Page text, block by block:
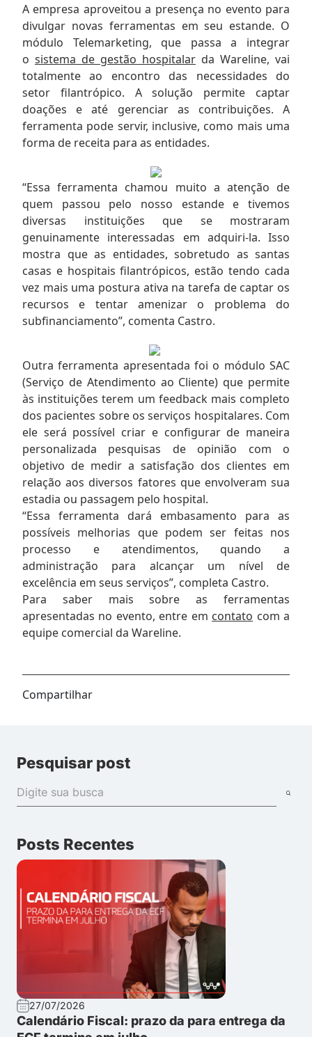
A empresa aproveitou a presença no evento para
divulgar novas ferramentas em seu estande. O
módulo Telemarketing, que passa a integrar
o sistema de gestão hospitalar da Wareline, vai
totalmente ao encontro das necessidades do
setor filantrópico. A solução permite captar
doações e até gerenciar as contribuições. A
ferramenta pode servir, inclusive, como mais uma
forma de receita para as entidades.
“Essa ferramenta chamou muito a atenção de
quem passou pelo nosso estande e tivemos
diversas instituições que se mostraram
genuinamente interessadas em adquiri-la. Isso
mostra que as entidades, sobretudo as santas
casas e hospitais filantrópicos, estão tendo cada
vez mais uma postura ativa na tarefa de captar os
recursos e tentar amenizar o problema do
subfinanciamento”, comenta Castro.
Outra ferramenta apresentada foi o módulo SAC
(Serviço de Atendimento ao Cliente) que permite
às instituições terem um feedback mais completo
dos pacientes sobre os serviços hospitalares. Com
ele será possível criar e configurar de maneira
personalizada pesquisas de opinião com o
objetivo de medir a satisfação dos clientes em
relação aos diversos fatores que envolveram sua
estadia ou passagem pelo hospital.
“Essa ferramenta dará embasamento para as
possíveis melhorias que podem ser feitas nos
processo e atendimentos, quando a
administração para alcançar um nível de
excelência em seus serviços”, completa Castro.
Para saber mais sobre as ferramentas
apresentadas no evento, entre em contato com a
equipe comercial da Wareline.
Compartilhar
Pesquisar post
Posts Recentes
27/07/2026
Calendário Fiscal: prazo da para entrega da